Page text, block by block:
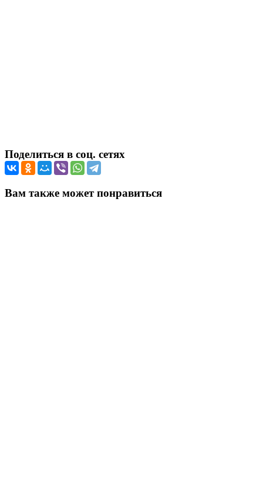
Поделиться в соц. сетях
Вам также может понравиться